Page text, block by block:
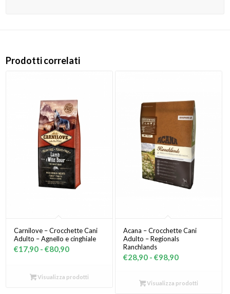
Prodotti correlati
Carnilove – Crocchette Cani
Adulto – Agnello e cinghiale
€17,90 - €80,90Fascia
prezzo:
Visualizza prodotti
Acana – Crocchette Cani
Adulto – Regionals
Ranchlands
€28,90 - €98,90Fascia
prezzo:
Visualizza prodotti